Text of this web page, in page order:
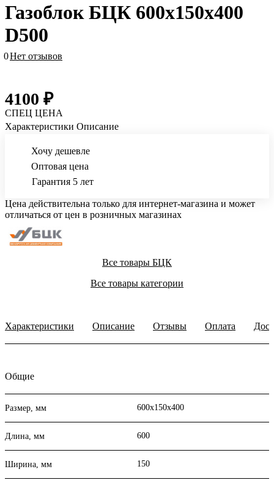
Газоблок БЦК 600х150х400
D500
0Нет отзывов
4100 ₽
СПЕЦ ЦЕНА
Характеристики Описание
Хочу дешевле
Оптовая цена
Гарантия 5 лет
Цена действительна только для интернет-магазина и может
отличаться от цен в розничных магазинах
Все товары БЦК
Все товары категории
Характеристики Описание Отзывы Оплата
Общие
Размер, мм 600х150х400
Длина, мм 600
Ширина, мм 150